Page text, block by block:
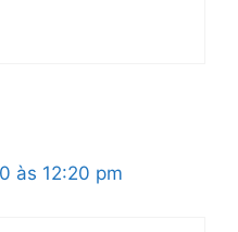
às 12:20 pm